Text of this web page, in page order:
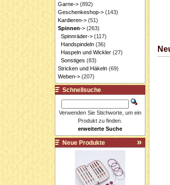
Garne->(892)
Geschenkeshop->(143)
Kardieren->(51)
Spinnen->(263)
Spinnräder->(117)
Handspindeln(36)
Haspeln und Wickler(27)
Sonstiges (83)
Stricken und Häkeln(69)
Weben->(207)
Schnellsuche
Verwenden Sie Stichworte, um ein
Produkt zu finden.
erweiterte Suche
Neue Produkte